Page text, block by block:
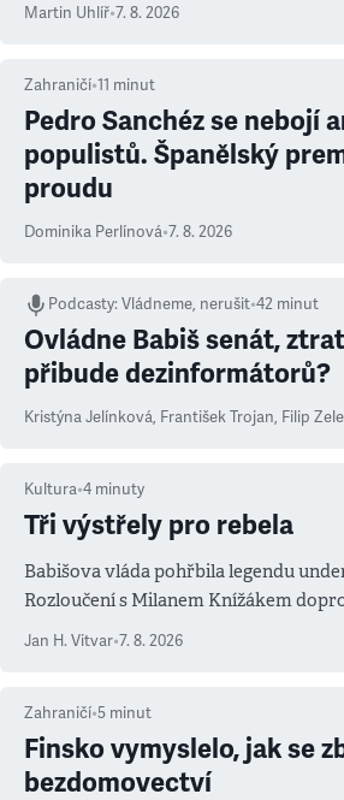
Martin Uhlíř•7. 8. 2026
Zahraničí•11 minut
Pedro Sanchéz se nebojí
populistů. Španělský
proudu
Dominika Perlínová•7. 8. 2026
Podcasty:Vládneme, nerušit•42 minut
Ovládne Babiš senát,
přibude dezinformátorů?
Kristýna Jelínková, František Trojan, Filip
Kultura•4 minuty
Tři výstřely pro rebela
Babišova vláda pohřbila legendu
Rozloučení s Milanem Knížákem
salvy i kritika pokrokářů
Jan H. Vitvar•7. 8. 2026
Zahraničí•5 minut
Finsko vymyslelo, jak se
bezdomovectví